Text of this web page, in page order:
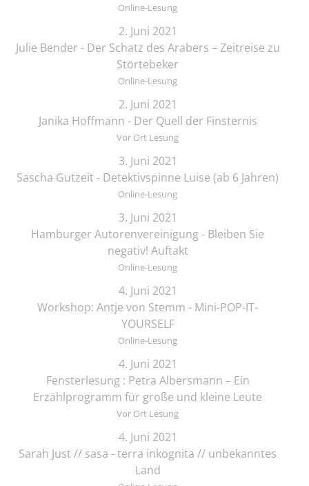
Online-Lesung
2. Juni 2021
Julie Bender - Der Schatz des Arabers – Zeitreise zu
Störtebeker
Online-Lesung
2. Juni 2021
Janika Hoffmann - Der Quell der Finsternis
Vor Ort Lesung
3. Juni 2021
Sascha Gutzeit - Detektivspinne Luise (ab 6 Jahren)
Online-Lesung
3. Juni 2021
Hamburger Autorenvereinigung - Bleiben Sie
negativ! Auftakt
Online-Lesung
4. Juni 2021
Workshop: Antje von Stemm - Mini-POP-IT-
YOURSELF
Online-Lesung
4. Juni 2021
Fensterlesung : Petra Albersmann – Ein
Erzählprogramm für große und kleine Leute
Vor Ort Lesung
4. Juni 2021
Sarah Just // sasa - terra inkognita // unbekanntes
Land